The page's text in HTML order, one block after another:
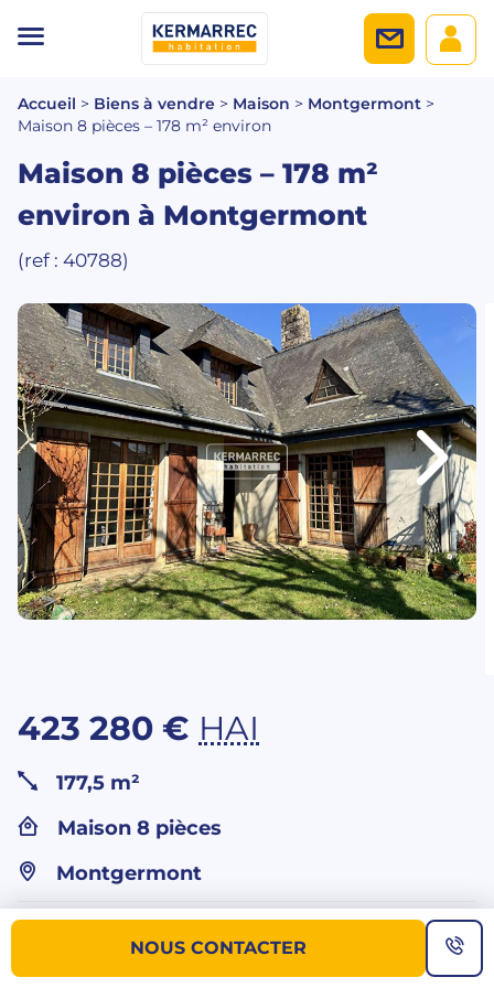
Accueil > Biens à vendre > Maison > Montgermont >
Maison 8 pièces – 178 m² environ
Maison 8 pièces – 178 m²
environ à Montgermont
(ref : 40788)
423 280 € HAI
177,5 m²
Maison 8 pièces
Montgermont
plus d’informations sur ce bien ?
NOUS CONTACTER